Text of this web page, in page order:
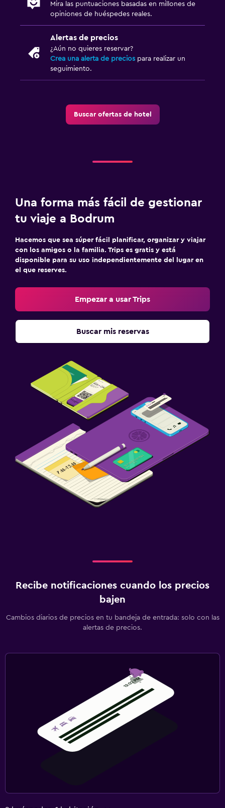
Actividades
Acceso a la playa
Ideal para familias
Cuna/cama nido disponibles
Mira las puntuaciones basadas en millones de
opiniones de huéspedes reales.
Alertas de precios
¿Aún no quieres reservar?
Crea una alerta de precios para realizar un
seguimiento.
Buscar ofertas de hotel
Una forma más fácil de gestionar
tu viaje a Bodrum
Hacemos que sea súper fácil planificar, organizar y viajar
con los amigos o la familia. Trips es gratis y está
disponible para su uso independientemente del lugar en
el que reserves.
Empezar a usar Trips
Buscar mis reservas
Recibe notificaciones cuando los precios
bajen
Cambios diarios de precios en tu bandeja de entrada: solo con las
alertas de precios.